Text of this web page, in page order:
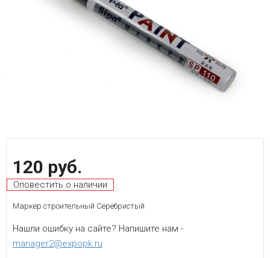
120 руб.
Оповестить о наличии
Маркер строительный Серебристый
Нашли ошибку на сайте? Напишите нам -
manager2@expopk.ru